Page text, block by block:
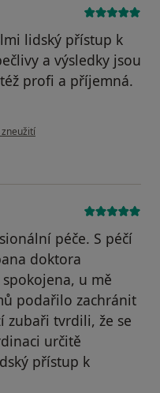
lidský přístup k
a výsledky jsou
profi a příjemná.
uživatele Váš účet byl
péče. S péčí
doktora
u mě
podařilo zachránit
zubaři tvrdili, že se
určitě
přístup k